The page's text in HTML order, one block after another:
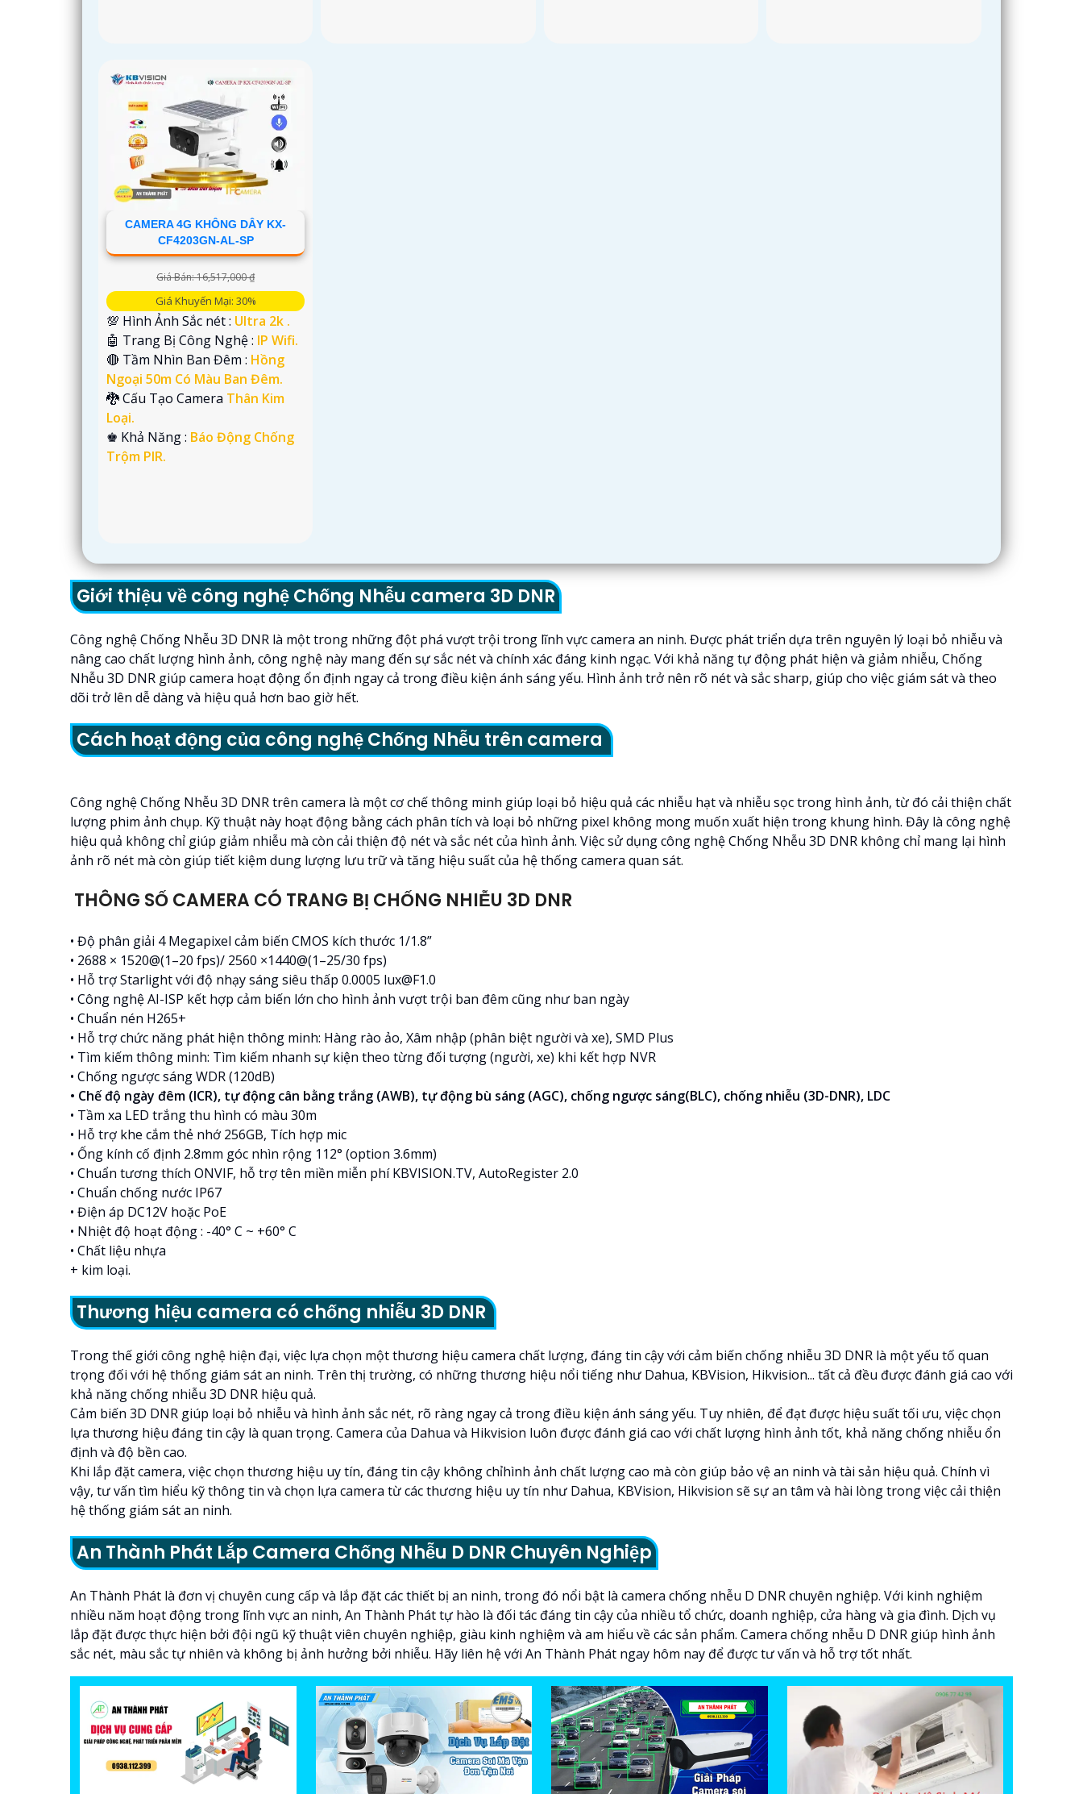
CAMERA 4G KHÔNG DÂY KX-
CF4203GN-AL-SP
Giá Bán: 16,517,000 ₫
Giá Khuyến Mại: 30%
💯 Hình Ảnh Sắc nét : Ultra 2k .
🤖️ Trang Bị Công Nghệ : IP Wifi.
🔴 Tầm Nhìn Ban Đêm : Hồng
Ngoại 50m Có Màu Ban Đêm.
🐉️ Cấu Tạo Camera Thân Kim
Loại.
️♚ Khả Năng : Báo Động Chống
Trộm PIR.
Giới thiệu về công nghệ Chống Nhễu camera 3D DNR
Công nghệ Chống Nhễu 3D DNR là một trong những đột phá vượt trội trong lĩnh vực camera an ninh. Được phát triển dựa trên nguyên lý loại bỏ nhiễu và
nâng cao chất lượng hình ảnh, công nghệ này mang đến sự sắc nét và chính xác đáng kinh ngạc. Với khả năng tự động phát hiện và giảm nhiễu, Chống
Nhễu 3D DNR giúp camera hoạt động ổn định ngay cả trong điều kiện ánh sáng yếu. Hình ảnh trở nên rõ nét và sắc sharp, giúp cho việc giám sát và theo
dõi trở lên dễ dàng và hiệu quả hơn bao giờ hết.
Cách hoạt động của công nghệ Chống Nhễu trên camera
Công nghệ Chống Nhễu 3D DNR trên camera là một cơ chế thông minh giúp loại bỏ hiệu quả các nhiễu hạt và nhiễu sọc trong hình ảnh, từ đó cải thiện chất
lượng phim ảnh chụp. Kỹ thuật này hoạt động bằng cách phân tích và loại bỏ những pixel không mong muốn xuất hiện trong khung hình. Đây là công nghệ
hiệu quả không chỉ giúp giảm nhiễu mà còn cải thiện độ nét và sắc nét của hình ảnh. Việc sử dụng công nghệ Chống Nhễu 3D DNR không chỉ mang lại hình
ảnh rõ nét mà còn giúp tiết kiệm dung lượng lưu trữ và tăng hiệu suất của hệ thống camera quan sát.
THÔNG SỐ CAMERA CÓ TRANG BỊ CHỐNG NHIỄU 3D DNR
• Độ phân giải 4 Megapixel cảm biến CMOS kích thước 1/1.8”
• 2688 × 1520@(1–20 fps)/ 2560 ×1440@(1–25/30 fps)
• Hỗ trợ Starlight với độ nhạy sáng siêu thấp 0.0005 lux@F1.0
• Công nghệ AI-ISP kết hợp cảm biến lớn cho hình ảnh vượt trội ban đêm cũng như ban ngày
• Chuẩn nén H265+
• Hỗ trợ chức năng phát hiện thông minh: Hàng rào ảo, Xâm nhập (phân biệt người và xe), SMD Plus
• Tìm kiếm thông minh: Tìm kiếm nhanh sự kiện theo từng đối tượng (người, xe) khi kết hợp NVR
• Chống ngược sáng WDR (120dB)
• Chế độ ngày đêm (ICR), tự động cân bằng trắng (AWB), tự động bù sáng (AGC), chống ngược sáng(BLC), chống nhiễu (3D-DNR), LDC
• Tầm xa LED trắng thu hình có màu 30m
• Hỗ trợ khe cắm thẻ nhớ 256GB, Tích hợp mic
• Ống kính cố định 2.8mm góc nhìn rộng 112° (option 3.6mm)
• Chuẩn tương thích ONVIF, hỗ trợ tên miền miễn phí KBVISION.TV, AutoRegister 2.0
• Chuẩn chống nước IP67
• Điện áp DC12V hoặc PoE
• Nhiệt độ hoạt động : -40° C ~ +60° C
• Chất liệu nhựa
+ kim loại.
Thương hiệu camera có chống nhiễu 3D DNR
Trong thế giới công nghệ hiện đại, việc lựa chọn một thương hiệu camera chất lượng, đáng tin cậy với cảm biến chống nhiễu 3D DNR là một yếu tố quan
trọng đối với hệ thống giám sát an ninh. Trên thị trường, có những thương hiệu nổi tiếng như Dahua, KBVision, Hikvision... tất cả đều được đánh giá cao với
khả năng chống nhiễu 3D DNR hiệu quả.
Cảm biến 3D DNR giúp loại bỏ nhiễu và hình ảnh sắc nét, rõ ràng ngay cả trong điều kiện ánh sáng yếu. Tuy nhiên, để đạt được hiệu suất tối ưu, việc chọn
lựa thương hiệu đáng tin cậy là quan trọng. Camera của Dahua và Hikvision luôn được đánh giá cao với chất lượng hình ảnh tốt, khả năng chống nhiễu ổn
định và độ bền cao.
Khi lắp đặt camera, việc chọn thương hiệu uy tín, đáng tin cậy không chỉhình ảnh chất lượng cao mà còn giúp bảo vệ an ninh và tài sản hiệu quả. Chính vì
vậy, tư vấn tìm hiểu kỹ thông tin và chọn lựa camera từ các thương hiệu uy tín như Dahua, KBVision, Hikvision sẽ sự an tâm và hài lòng trong việc cải thiện
hệ thống giám sát an ninh.
An Thành Phát Lắp Camera Chống Nhễu D DNR Chuyên Nghiệp
An Thành Phát là đơn vị chuyên cung cấp và lắp đặt các thiết bị an ninh, trong đó nổi bật là camera chống nhễu D DNR chuyên nghiệp. Với kinh nghiệm
nhiều năm hoạt động trong lĩnh vực an ninh, An Thành Phát tự hào là đối tác đáng tin cậy của nhiều tổ chức, doanh nghiệp, cửa hàng và gia đình. Dịch vụ
lắp đặt được thực hiện bởi đội ngũ kỹ thuật viên chuyên nghiệp, giàu kinh nghiệm và am hiểu về các sản phẩm. Camera chống nhễu D DNR giúp hình ảnh
sắc nét, màu sắc tự nhiên và không bị ảnh hưởng bởi nhiễu. Hãy liên hệ với An Thành Phát ngay hôm nay để được tư vấn và hỗ trợ tốt nhất.